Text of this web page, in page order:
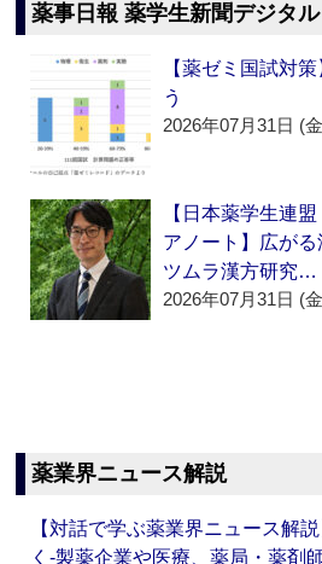
薬事日報 薬学生新聞デジタル
【薬ゼミ国試対
う
2026年07月31日 (
【日本薬学生連
アノート】広が
ツムラ漢方研究…
2026年07月31日 (
薬業界ニュース解説
【対話で学ぶ薬業界ニュース解
く‐製薬企業や医療、薬局・薬剤